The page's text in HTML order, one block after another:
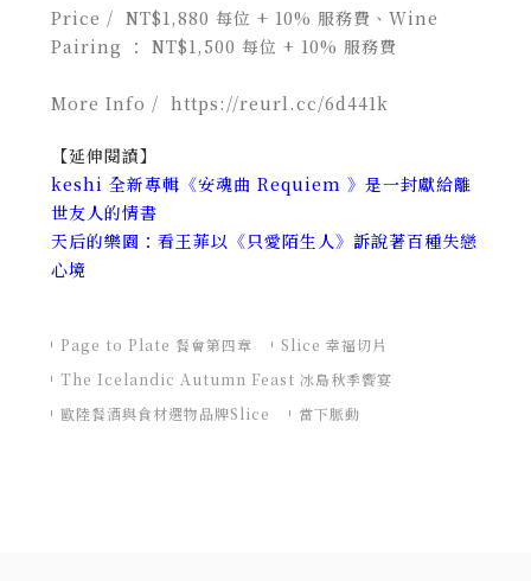
Price / NT$1,880 每位 + 10% 服務費、Wine
Pairing ： NT$1,500 每位 + 10% 服務費
More Info / https://reurl.cc/6d441k
【延伸閱讀】
keshi 全新專輯《安魂曲 Requiem 》是一封獻給離
世友人的情書
天后的樂園：看王菲以《只愛陌生人》訴說著百種失戀
心境
Page to Plate 餐會第四章
Slice 幸福切片
The Icelandic Autumn Feast 冰島秋季饗宴
歐陸餐酒與食材選物品牌Slice
當下脈動